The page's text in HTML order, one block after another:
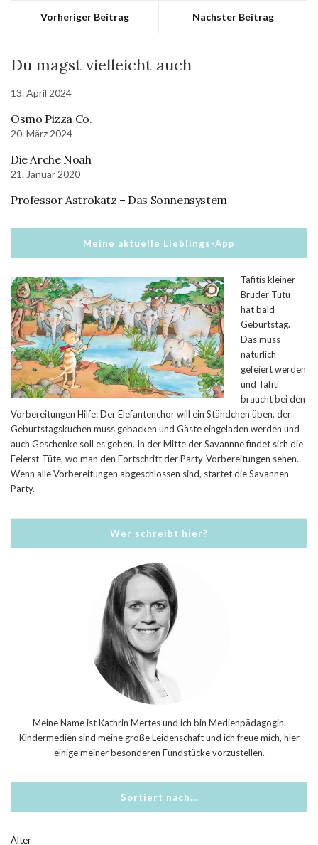
Vorheriger Beitrag Nächster Beitrag
Du magst vielleicht auch
13. April 2024
Osmo Pizza Co.
20. März 2024
Die Arche Noah
21. Januar 2020
Professor Astrokatz – Das Sonnensystem
Meine aktuelle Lieblings-App
Tafitis kleiner
Bruder Tutu
hat bald
Geburtstag.
Das muss
natürlich
gefeiert werden
und Tafiti
braucht bei den
Vorbereitungen Hilfe: Der Elefantenchor will ein Ständchen üben, der
Geburtstagskuchen muss gebacken und Gäste eingeladen werden und
auch Geschenke soll es geben. In der Mitte der Savannne findet sich die
Feierst-Tüte, wo man den Fortschritt der Party-Vorbereitungen sehen.
Wenn alle Vorbereitungen abgeschlossen sind, startet die Savannen-
Party.
Wer schreibt hier?
Meine Name ist Kathrin Mertes und ich bin Medienpädagogin.
Kindermedien sind meine große Leidenschaft und ich freue mich, hier
einige meiner besonderen Fundstücke vorzustellen.
Sortiert nach…
Alter